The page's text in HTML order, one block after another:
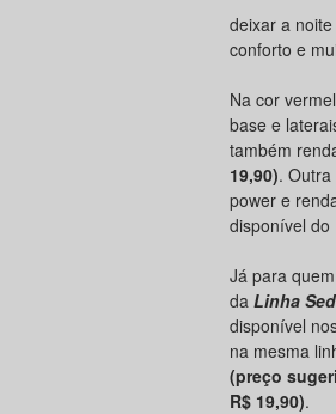
deixar a
conforto e
Na cor
base e
também
19,90).
power e
disponível do
Já para
da Linha
disponível
na mesma
(preço
R$ 19,90).